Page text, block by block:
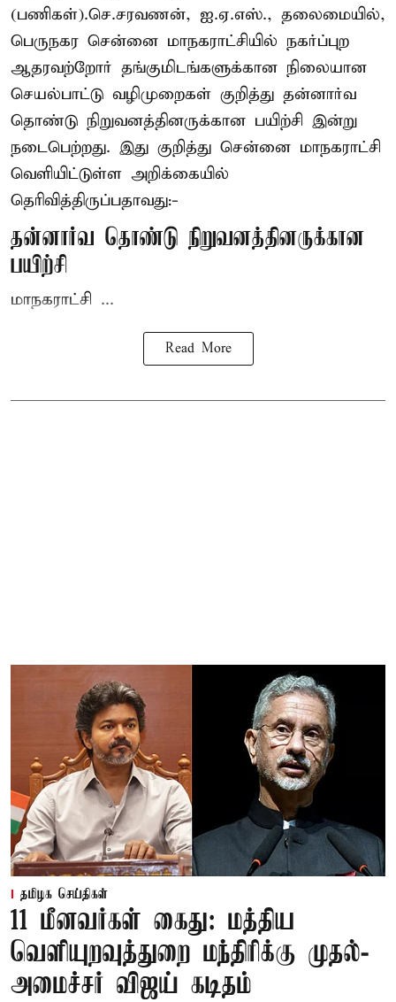
(பணிகள்).செ.சரவணன், ஐ.ஏ.எஸ்., தலைமையில்,
பெருநகர சென்னை மாநகராட்சியில் நகர்ப்புற
ஆதரவற்றோர் தங்குமிடங்களுக்கான நிலையான
செயல்பாட்டு வழிமுறைகள் குறித்து தன்னார்வ
தொண்டு நிறுவனத்தினருக்கான பயிற்சி இன்று
நடைபெற்றது. இது குறித்து சென்னை மாநகராட்சி
வெளியிட்டுள்ள அறிக்கையில்
தெரிவித்திருப்பதாவது:-
தன்னார்வ தொண்டு நிறுவனத்தினருக்கான
பயிற்சி
மாநகராட்சி ...
Read More
தமிழக செய்திகள்
11 மீனவர்கள் கைது: மத்திய
வெளியுறவுத்துறை மந்திரிக்கு முதல்-
அமைச்சர் விஜய் கடிதம்